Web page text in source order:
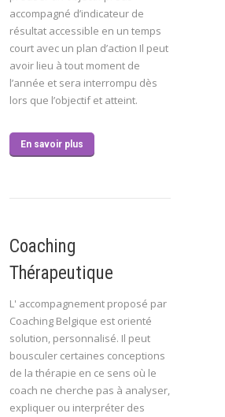
accompagné d’indicateur de
résultat accessible en un temps
court avec un plan d’action Il peut
avoir lieu à tout moment de
l’année et sera interrompu dès
lors que l’objectif et atteint.
En savoir plus
Coaching
Thérapeutique
L' accompagnement proposé par
Coaching Belgique est orienté
solution, personnalisé. Il peut
bousculer certaines conceptions
de la thérapie en ce sens où le
coach ne cherche pas à analyser,
expliquer ou interpréter des